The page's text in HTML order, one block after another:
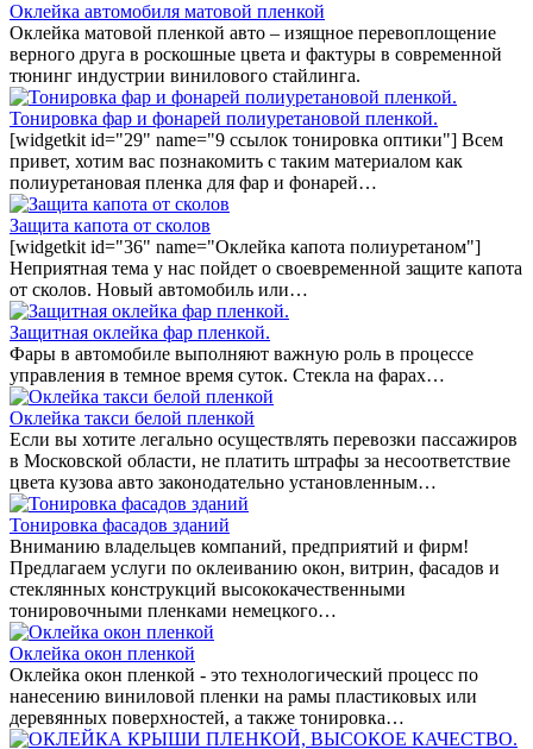
Оклейка автомобиля матовой пленкой
Оклейка матовой пленкой авто – изящное перевоплощение
верного друга в роскошные цвета и фактуры в современной
тюнинг индустрии винилового стайлинга.
Тонировка фар и фонарей полиуретановой пленкой.
[widgetkit id="29" name="9 ссылок тонировка оптики"] Всем
привет, хотим вас познакомить с таким материалом как
полиуретановая пленка для фар и фонарей…
Защита капота от сколов
[widgetkit id="36" name="Оклейка капота полиуретаном"]
Неприятная тема у нас пойдет о своевременной защите капота
от сколов. Новый автомобиль или…
Защитная оклейка фар пленкой.
Фары в автомобиле выполняют важную роль в процессе
управления в темное время суток. Стекла на фарах…
Оклейка такси белой пленкой
Если вы хотите легально осуществлять перевозки пассажиров
в Московской области, не платить штрафы за несоответствие
цвета кузова авто законодательно установленным…
Тонировка фасадов зданий
Вниманию владельцев компаний, предприятий и фирм!
Предлагаем услуги по оклеиванию окон, витрин, фасадов и
стеклянных конструкций высококачественными
тонировочными пленками немецкого…
Оклейка окон пленкой
Оклейка окон пленкой - это технологический процесс по
нанесению виниловой пленки на рамы пластиковых или
деревянных поверхностей, а также тонировка…